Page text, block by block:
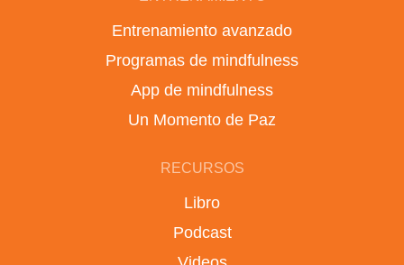
Entrenamiento avanzado
Programas de mindfulness
App de mindfulness
Un Momento de Paz
RECURSOS
Libro
Podcast